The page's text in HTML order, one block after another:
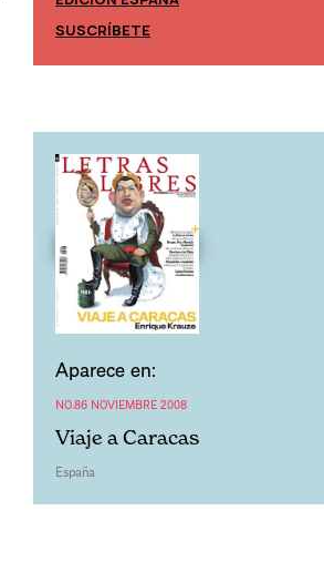
SUSCRÍBETE
Aparece en:
NO.86 NOVIEMBRE 2008
Viaje a Caracas
España